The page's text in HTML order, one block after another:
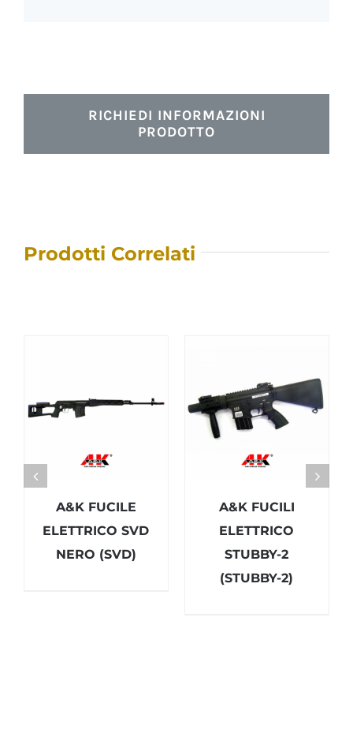
RICHIEDI INFORMAZIONI
PRODOTTO
Prodotti Correlati
A&K FUCILE
ELETTRICO SVD
NERO (SVD)
A&K FUCILI
ELETTRICO
STUBBY-2
(STUBBY-2)